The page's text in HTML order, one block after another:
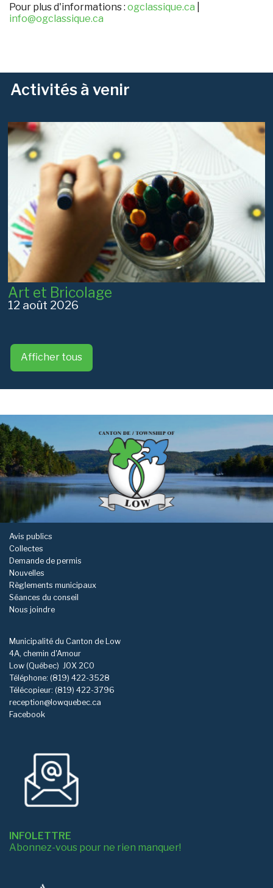
Pour plus d'informations : ogclassique.ca
info@ogclassique.ca
Activités à venir
Art et Bricolage
12 août 2026
Afficher tous
Avis publics
Collectes
Demande de permis
Nouvelles
Règlements municipaux
Séances du conseil
Nous joindre
Municipalité du Canton de Low
4A, chemin d'Amour
Low (Québec) J0X 2C0
Téléphone: (819) 422-3528
Télécopieur: (819) 422-3796
reception@lowquebec.ca
Facebook
INFOLETTRE
Abonnez-vous pour ne rien manquer!